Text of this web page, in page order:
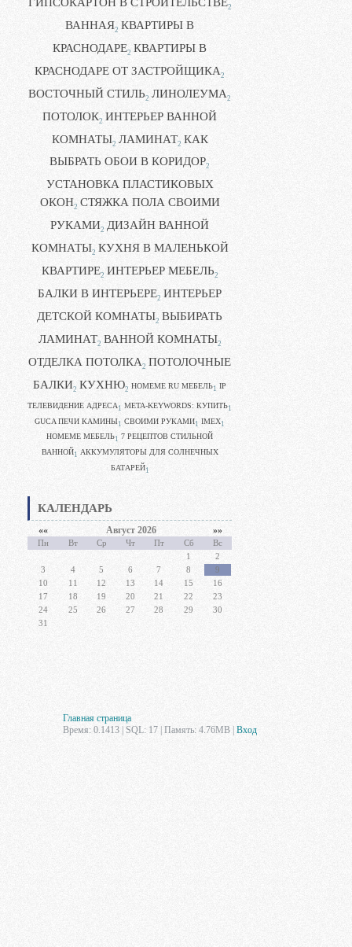
2
ВАННАЯ2 КВАРТИРЫ В
КРАСНОДАРЕ2 КВАРТИРЫ В
КРАСНОДАРЕ ОТ ЗАСТРОЙЩИКА2
ВОСТОЧНЫЙ СТИЛЬ2 ЛИНОЛЕУМА2
ПОТОЛОК2 ИНТЕРЬЕР ВАННОЙ
КОМНАТЫ2 ЛАМИНАТ2 КАК
ВЫБРАТЬ ОБОИ В КОРИДОР2
УСТАНОВКА ПЛАСТИКОВЫХ
ОКОН2 СТЯЖКА ПОЛА СВОИМИ
РУКАМИ2 ДИЗАЙН ВАННОЙ
КОМНАТЫ2 КУХНЯ В МАЛЕНЬКОЙ
КВАРТИРЕ2 ИНТЕРЬЕР МЕБЕЛЬ2
БАЛКИ В ИНТЕРЬЕРЕ2 ИНТЕРЬЕР
ДЕТСКОЙ КОМНАТЫ2 ВЫБИРАТЬ
ЛАМИНАТ2 ВАННОЙ КОМНАТЫ2
ОТДЕЛКА ПОТОЛКА2 ПОТОЛОЧНЫЕ
БАЛКИ2 КУХНЮ2 HOMEME RU МЕБЕЛЬ1 IP
ТЕЛЕВИДЕНИЕ АДРЕСА 1 META-KEYWORDS: КУПИТЬ1
GUCA ПЕЧИ КАМИНЫ1 CВОИМИ РУКАМИ1 IMEX1
HOMEME МЕБЕЛЬ1 7 РЕЦЕПТОВ СТИЛЬНОЙ
ВАННОЙ1 АККУМУЛЯТОРЫ ДЛЯ СОЛНЕЧНЫХ
БАТАРЕЙ1
КАЛЕНДАРЬ
«« Август 2026 »»
Пн Вт Ср Чт Пт Сб
Вс
1
2
3
4 5 6 7 8
9
10
11 12 13 14 15
16
17
18 19 20 21 22
23
24
25 26 27 28 29
30
31
Главная страница
Время: 0.1413 | SQL: 17 | Память: 4.76MB Вход